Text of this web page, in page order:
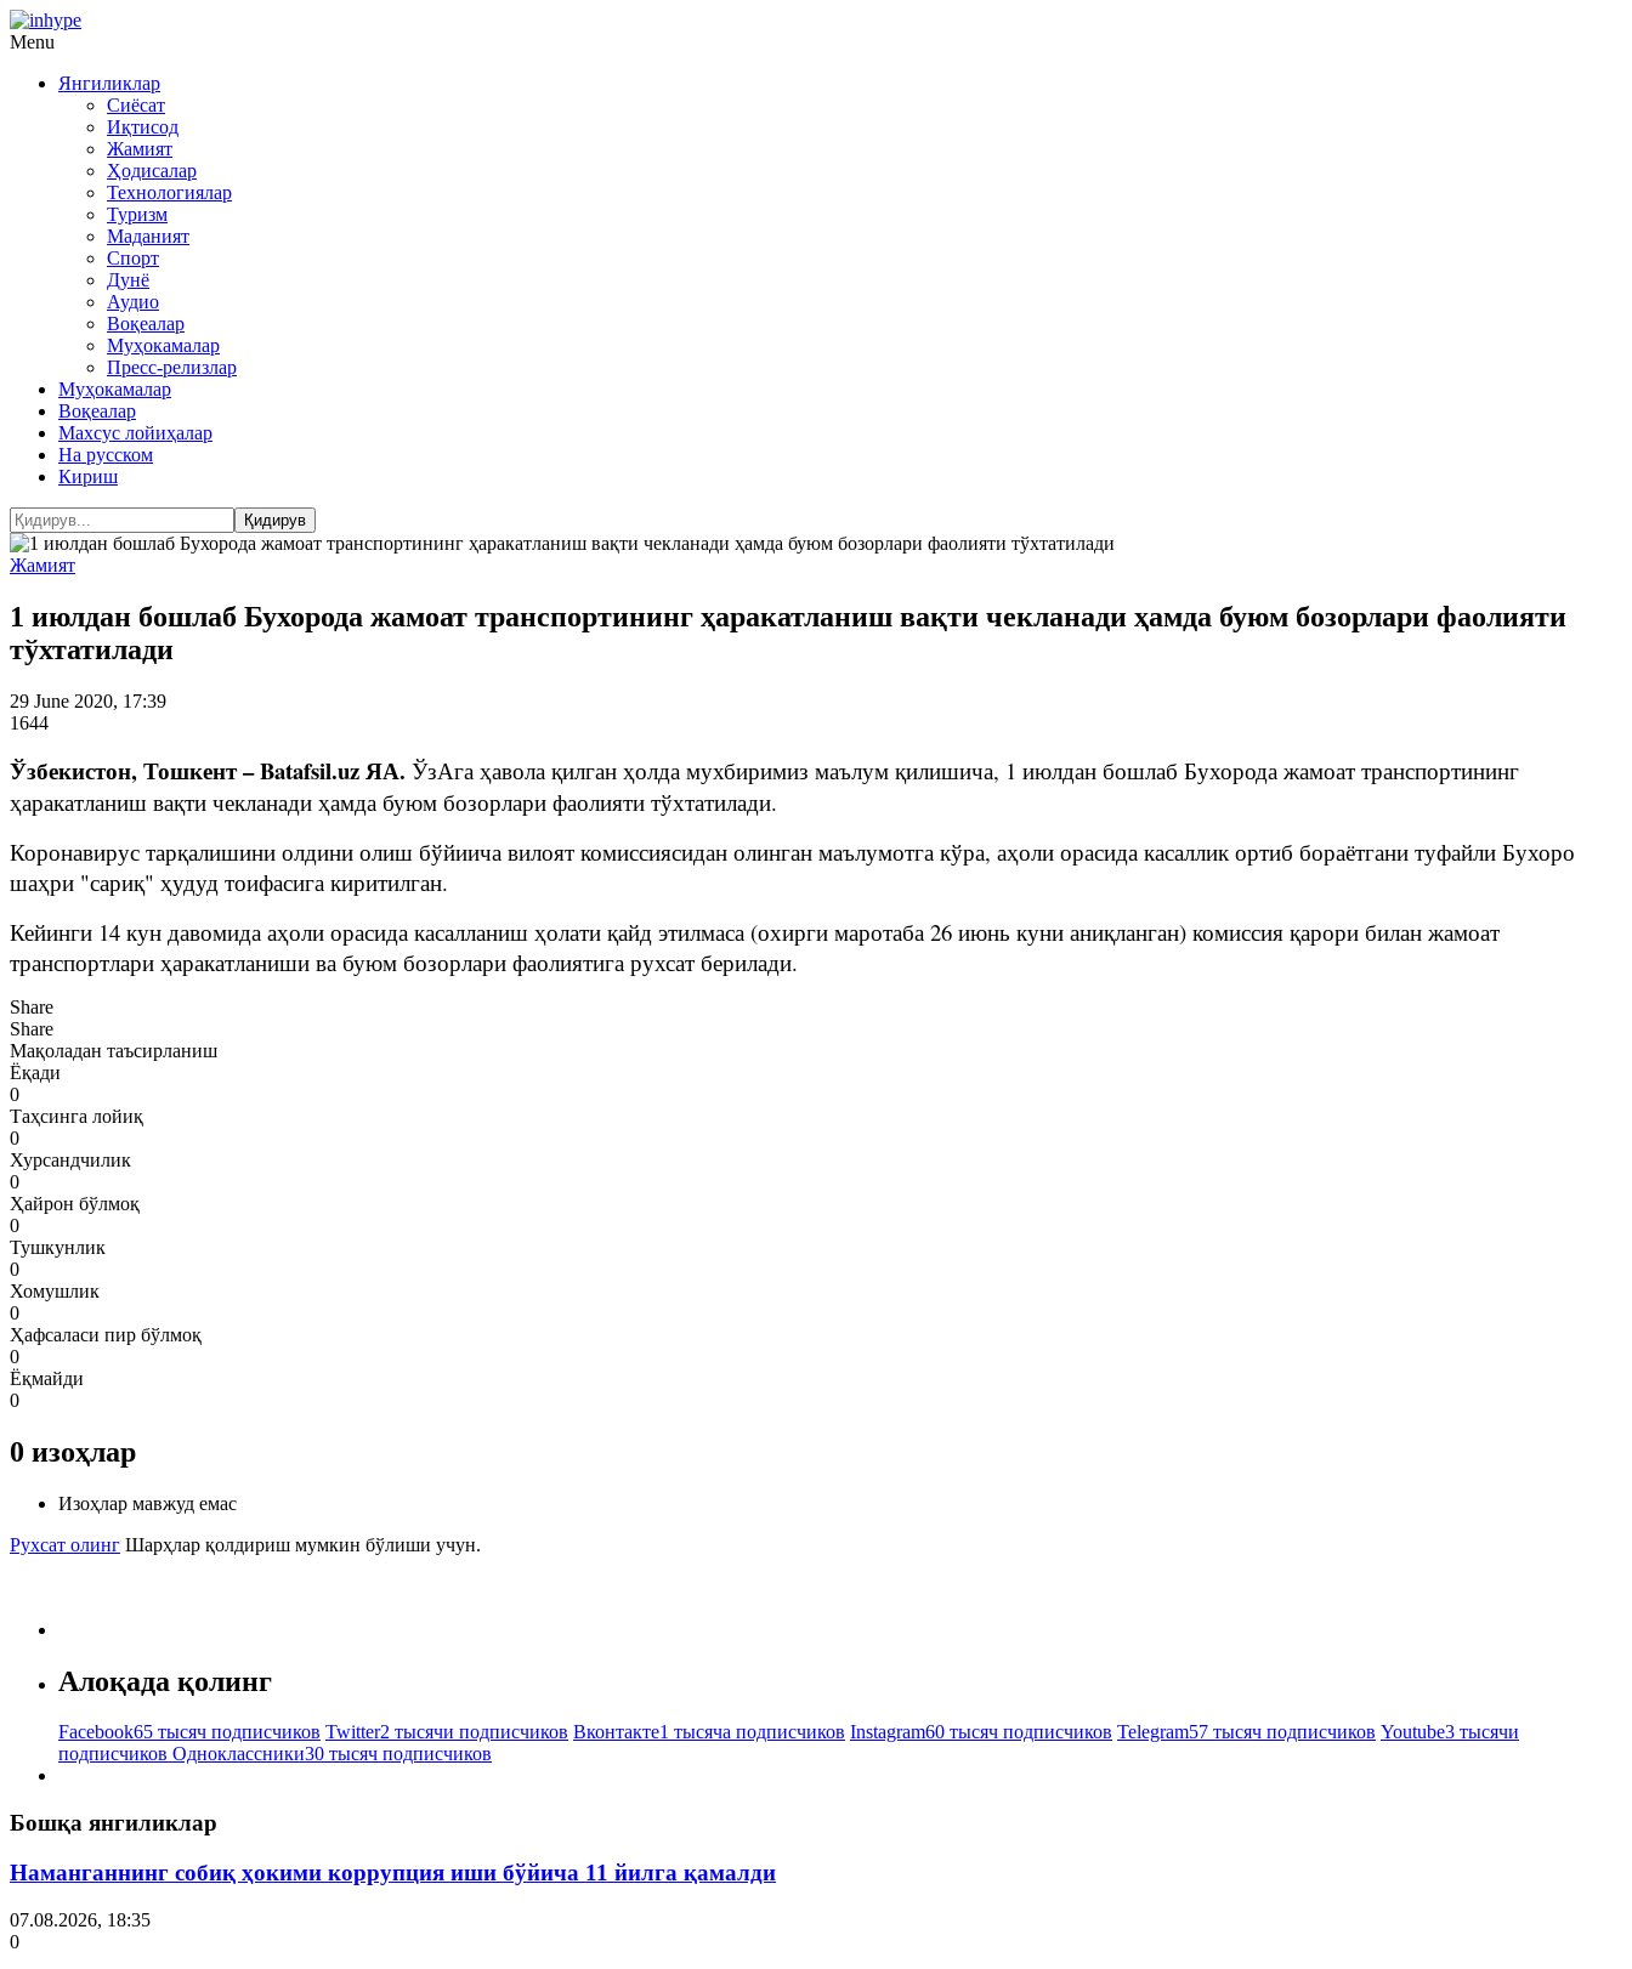
Menu
Янгиликлар
Сиёсат
Иқтисод
Жамият
Ҳодисалар
Технологиялар
Туризм
Маданият
Спорт
Дунё
Аудио
Воқеалар
Муҳокамалар
Пресс-релизлар
Муҳокамалар
Воқеалар
Махсус лойиҳалар
На русском
Кириш
Жамият
1 июлдан бошлаб Бухорода жамоат транспортининг ҳаракатланиш вақти чекланади ҳамда буюм бозорлари фаолияти
тўхтатилади
29 June 2020, 17:39
1644
Ўзбекистон, Тошкент – Batafsil.uz ЯА. ЎзАга ҳавола қилган ҳолда мухбиримиз маълум қилишича, 1 июлдан бошлаб Бухорода жамоат транспортининг
ҳаракатланиш вақти чекланади ҳамда буюм бозорлари фаолияти тўхтатилади.
Коронавирус тарқалишини олдини олиш бўйиича вилоят комиссиясидан олинган маълумотга кўра, аҳоли орасида касаллик ортиб бораётгани туфайли Бухоро
шаҳри "сариқ" ҳудуд тоифасига киритилган.
Кейинги 14 кун давомида аҳоли орасида касалланиш ҳолати қайд этилмаса (охирги маротаба 26 июнь куни аниқланган) комиссия қарори билан жамоат
транспортлари ҳаракатланиши ва буюм бозорлари фаолиятига рухсат берилади.
Share
Share
Мақоладан таъсирланиш
Ёқади
0
Таҳсинга лойиқ
0
Хурсандчилик
0
Ҳайрон бўлмоқ
0
Тушкунлик
0
Хомушлик
0
Ҳафсаласи пир бўлмоқ
0
Ёқмайди
0
0 изоҳлар
Изоҳлар мавжуд емас
Рухсат олинг Шарҳлар қолдириш мумкин бўлиши учун.
Алоқада қолинг
Facebook65 тысяч подписчиков Twitter2 тысячи подписчиков Вконтакте1 тысяча подписчиков Instagram60 тысяч подписчиков Telegram57 тысяч подписчиков Youtube3 тысячи
подписчиков Одноклассники30 тысяч подписчиков
Бошқа янгиликлар
Наманганнинг собиқ ҳокими коррупция иши бўйича 11 йилга қамалди
07.08.2026, 18:35
0